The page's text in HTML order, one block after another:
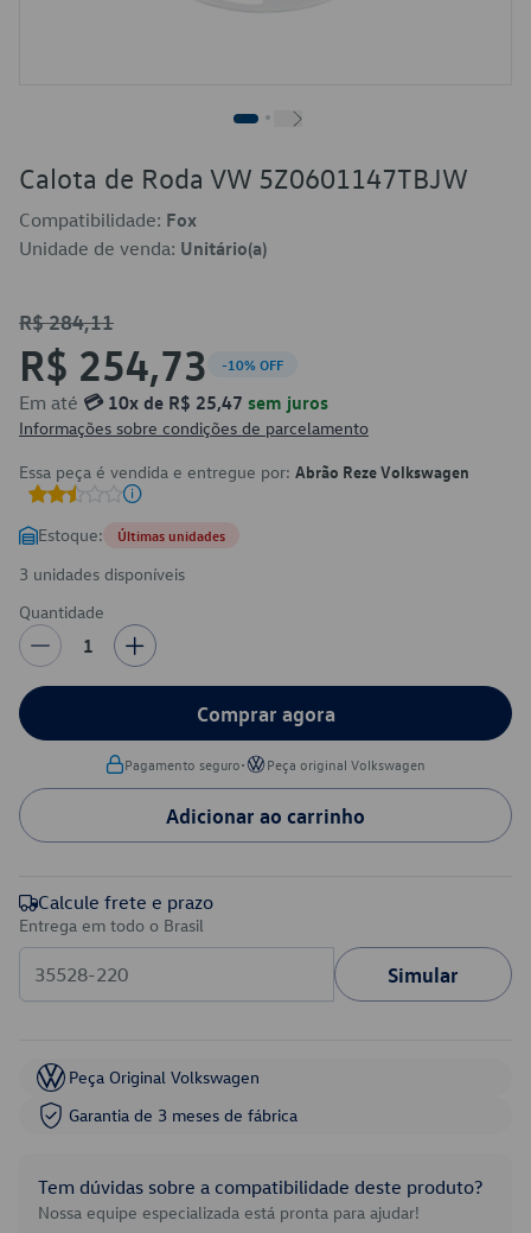
Calota de Roda VW 5Z0601147TBJW
Compatibilidade: Fox
Unidade de venda: Unitário(a)
R$ 284,11
R$ 254,73 -10% OFF
Em até 💳 10x de R$ 25,47 sem juros
Informações sobre condições de parcelamento
Essa peça é vendida e entregue por: Abrão Reze Volkswagen
Estoque: Últimas unidades
3 unidades disponíveis
Quantidade
1
Comprar agora
Pagamento seguro• Peça original Volkswagen
Adicionar ao carrinho
Calcule frete e prazo
Entrega em todo o Brasil
Simular
Peça Original Volkswagen
Garantia de 3 meses de fábrica
Tem dúvidas sobre a compatibilidade deste produto?
Nossa equipe especializada está pronta para ajudar!